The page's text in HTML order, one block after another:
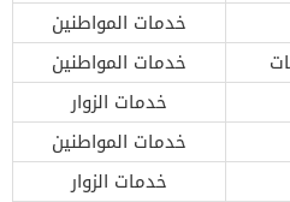
خدمات المواطنين
خدمات المواطنين
خدمات الزوار
خدمات المواطنين
خدمات الزوار